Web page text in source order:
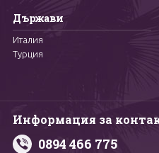
Държави
Италия
Турция
Информация за
0894 466 775